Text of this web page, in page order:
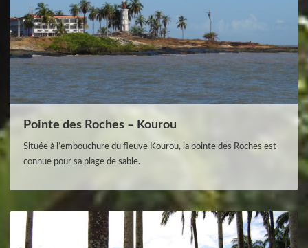
Pointe des Roches – Kourou
Située à l’embouchure du fleuve Kourou, la pointe des Roches est
connue pour sa plage de sable.